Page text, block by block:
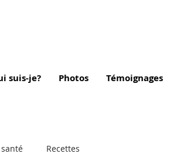
suis-je? Photos Témoignages
Recettes